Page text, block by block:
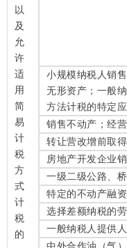
以
及
允
许
适
用
简
易
计
税
方
式
计
税
的
小规模纳税人销
无形资产；一般
方法计税的特定
销售不动产；经
转让营改增前取
房地产开发企业
一级二级公路、
特定的不动产融
选择差额纳税的
一般纳税人提供